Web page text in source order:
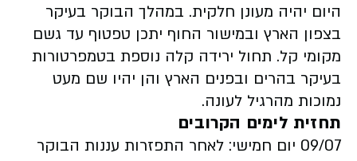
היום יהיה מעונן חלקית. במהלך הבוקר בעיקר
בצפון הארץ ובמישור החוף יתכן טפטוף עד גשם
מקומי קל. תחול ירידה קלה נוספת בטמפרטורות
בעיקר בהרים ובפנים הארץ והן יהיו שם מעט
נמוכות מהרגיל לעונה.
תחזית לימים הקרובים
09/07 יום חמישי:
לאחר התפזרות עננות הבוקר